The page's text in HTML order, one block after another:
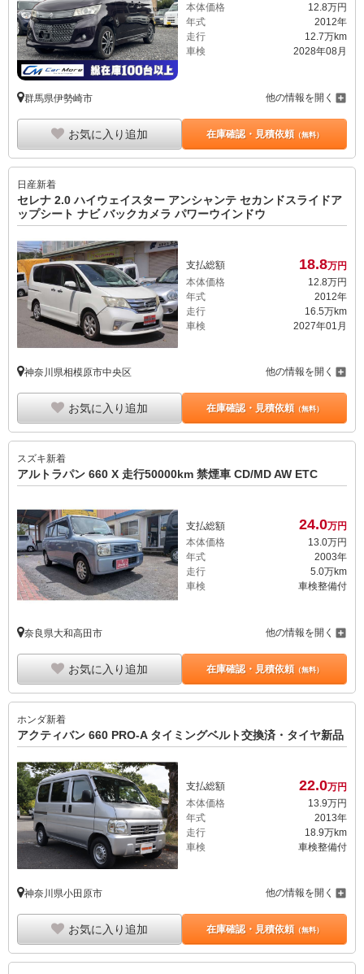
本体価格
12.8万円
年式
2012年
走行
12.7万km
車検
2028年08月
群馬県伊勢崎市 他の情報を開く
お気に入り追加 在庫確認・見積依頼（無料）
日産新着
セレナ 2.0 ハイウェイスター アンシャンテ セカンドスライドア
ップシート ナビ バックカメラ パワーウインドウ
支払総額 18.8万円
本体価格
12. 8万円
年式
2012年
走行
16.5万km
車検
2027年01月
神奈川県相模原市中央区 他の情報を開く
お気に入り追加 在庫確認・見積依頼（無料）
スズキ新着
アルトラパン 660 X 走行50000km 禁煙車 CD/MD AW ETC
支払総額 24.0万円
本体価格
13.0万円
年式
2003年
走行
5.0万km
車検
車検整備付
奈良県大和高田市 他の情報を開く
お気に入り追加 在庫確認・見積依頼（無料）
ホンダ新着
アクティバン 660 PRO-A タイミングベルト交換済・タイヤ新品
支払総額 22.0万円
本体価格
13. 9万円
年式
2013年
走行
18.9万km
車検
車検整備付
神奈川県小田原市 他の情報を開く
お気に入り追加 在庫確認・見積依頼（無料）